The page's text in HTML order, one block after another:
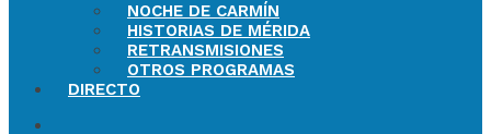
NOCHE DE CARMÍN
HISTORIAS DE MÉRIDA
RETRANSMISIONES
OTROS PROGRAMAS
DIRECTO